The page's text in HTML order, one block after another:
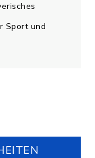
Sport und